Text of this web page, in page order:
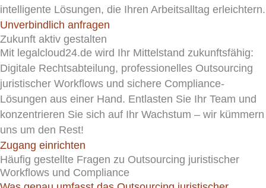
intelligente Lösungen, die Ihren Arbeitsalltag erleichtern.
Unverbindlich anfragen
Zukunft aktiv gestalten
Mit legalcloud24.de wird Ihr Mittelstand zukunftsfähig:
Digitale Rechtsabteilung, professionelles Outsourcing
juristischer Workflows und sichere Compliance-
Lösungen aus einer Hand. Entlasten Sie Ihr Team und
konzentrieren Sie sich auf Ihr Wachstum – wir kümmern
uns um den Rest!
Zugang einrichten
Häufig gestellte Fragen zu Outsourcing juristischer
Workflows und Compliance